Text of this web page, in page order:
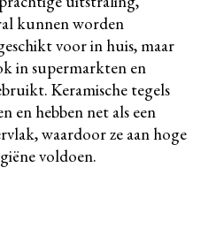
kunnen worden
voor in huis, maar
in supermarkten en
Keramische tegels
en hebben net als een
waardoor ze aan hoge
voldoen.